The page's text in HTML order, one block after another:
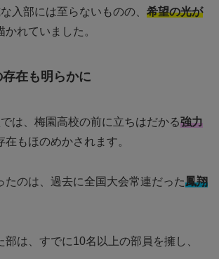
入部には至らないものの、 希望の光が
かれていました。
在も明らかに
は、梅園高校の前に立ちはだかる強力
在もほのめかされます。
たのは、過去に全国大会常連だった鳳翔
部は、すでに10名以上の部員を擁し、